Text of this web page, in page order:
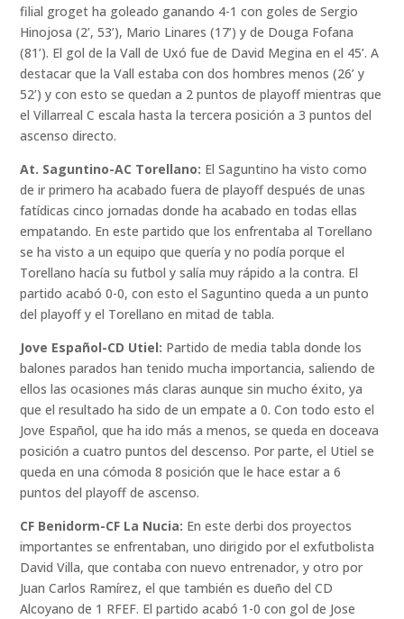
filial groget ha goleado ganando 4-1 con goles de Sergio
Hinojosa (2’, 53’), Mario Linares (17’) y de Douga Fofana
(81’). El gol de la Vall de Uxó fue de David Megina en el 45’. A
destacar que la Vall estaba con dos hombres menos (26’ y
52’) y con esto se quedan a 2 puntos de playoff mientras que
el Villarreal C escala hasta la tercera posición a 3 puntos del
ascenso directo.
At. Saguntino-AC Torellano: El Saguntino ha visto como
de ir primero ha acabado fuera de playoff después de unas
fatídicas cinco jornadas donde ha acabado en todas ellas
empatando. En este partido que los enfrentaba al Torellano
se ha visto a un equipo que quería y no podía porque el
Torellano hacía su futbol y salía muy rápido a la contra. El
partido acabó 0-0, con esto el Saguntino queda a un punto
del playoff y el Torellano en mitad de tabla.
Jove Español-CD Utiel: Partido de media tabla donde los
balones parados han tenido mucha importancia, saliendo de
ellos las ocasiones más claras aunque sin mucho éxito, ya
que el resultado ha sido de un empate a 0. Con todo esto el
Jove Español, que ha ido más a menos, se queda en doceava
posición a cuatro puntos del descenso. Por parte, el Utiel se
queda en una cómoda 8 posición que le hace estar a 6
puntos del playoff de ascenso.
CF Benidorm-CF La Nucia: En este derbi dos proyectos
importantes se enfrentaban, uno dirigido por el exfutbolista
David Villa, que contaba con nuevo entrenador, y otro por
Juan Carlos Ramírez, el que también es dueño del CD
Alcoyano de 1 RFEF. El partido acabó 1-0 con gol de Jose